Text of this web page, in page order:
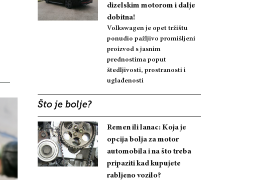
dizelskim motorom i dalje
dobitna!
Volkswagen je opet tržištu
ponudio pažljivo promišljeni
proizvod s jasnim
prednostima poput
štedljivosti, prostranosti i
uglađenosti
Što je bolje?
Remen ili lanac: Koja je
opcija bolja za motor
automobila i na što treba
pripaziti kad kupujete
rabljeno vozilo?